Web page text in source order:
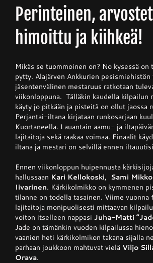
Junnupesis
Fanituotteet
Palvelut
Info
Yhteystiedot
Perinteinen,
himoittu ja kiihkeä!
Mikäs se tuommoinen on? No kysessä
pytty. Alajärven Ankkurien
jäsentenvälinen mestaruus ratkotaan
viikonloppuna. Tälläkin kaudella kilpailun
käyty jo pitkään ja pisteitä on ollut jaossa
Perjantai-iltana kirjataan runkosarjaan
Kuortaneella. Lauantain aamu- ja
lajitaitoja sekä raakaa voimaa. Finaalit
iltana ja mestari on selvillä ennen
Ennen viikonloppun huipennusta
hallussaan Kari Kellokoski, Sami
Iivarinen. Kärkikolmikko on kymmenen
tilanne on todella tasainen. Viime vuonna
lajitaitoja monipuolisesti mittaavan
voiton itselleen nappasi Juha-Matti
Jade on tämänkin vuoden kilpailussa
vaanien heti kärkikolmikon takana sijalla
parhaan joukkoon mahtuvat vielä Viljo
Orava.